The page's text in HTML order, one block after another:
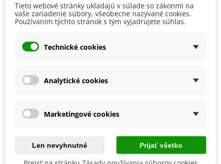
svetlom mieste.
Borievkam vyhovujeplné slnko, preto im vyberte
Rovnako dobre zvládajú i znečistené ovzdušie, takže sa
veľmi dobre hodia na miesta, kde iné ihličnany neporastú.
chudobnejšej pôde, v kamenistej či stavebnej suti. Jediné, čo
im prekáža, je príliš zamokrený substrát.
Detaily produktu
Výška
Stanovisko
Slnečné
Mrazuvzdornosť
Áno
BIO Kvalita
Tieto webové stránky ukladajú v súlade so zákonmi na
vaše zariadenie súbory, všeobecne nazývané cookies.
Používaním týchto stránok s tým vyjadrujete súhlas.
Technické cookies
Analytické cookies
Marketingové cookies
Len nevyhnutné Prijať všetko